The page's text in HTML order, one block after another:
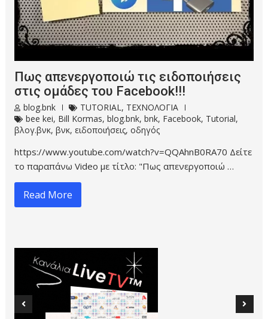
Πως απενεργοποιώ τις ειδοποιήσεις
στις ομάδες του Facebook!!!
blog.bnk TUTORIAL, ΤΕΧΝΟΛΟΓΙΑ
bee kei, Bill Kormas,blog.bnk,bnk, Facebook, Tutorial,
βλογ.βνκ,βνκ,ειδοποιήσεις,οδηγός
https://www.youtube.com/watch?v=QQAhnB0RA70 Δείτε
το παραπάνω Video με τίτλο: "Πως απενεργοποιώ …
Read More